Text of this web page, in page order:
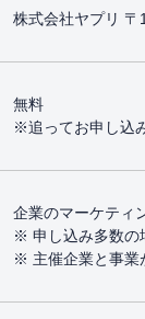
株式会社ヤプリ
無料
※追ってお申し込
企業のマーケティ
※ 申し込み多数の
※ 主催企業と事業